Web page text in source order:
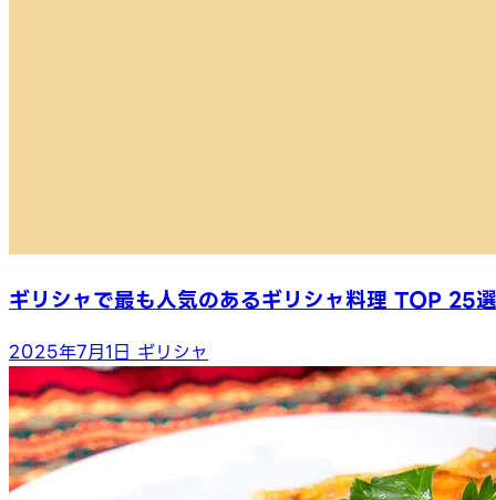
ギリシャで最も人気のあるギリシャ料理 TOP 25選
2025年7月1日 ギリシャ